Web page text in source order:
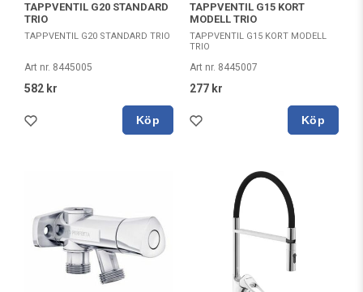
TAPPVENTIL G20 STANDARD
TRIO
TAPPVENTIL G20 STANDARD TRIO
Art nr. 8445005
582 kr
Köp
TAPPVENTIL G15 KORT
MODELL TRIO
TAPPVENTIL G15 KORT MODELL
TRIO
Art nr. 8445007
277 kr
Köp